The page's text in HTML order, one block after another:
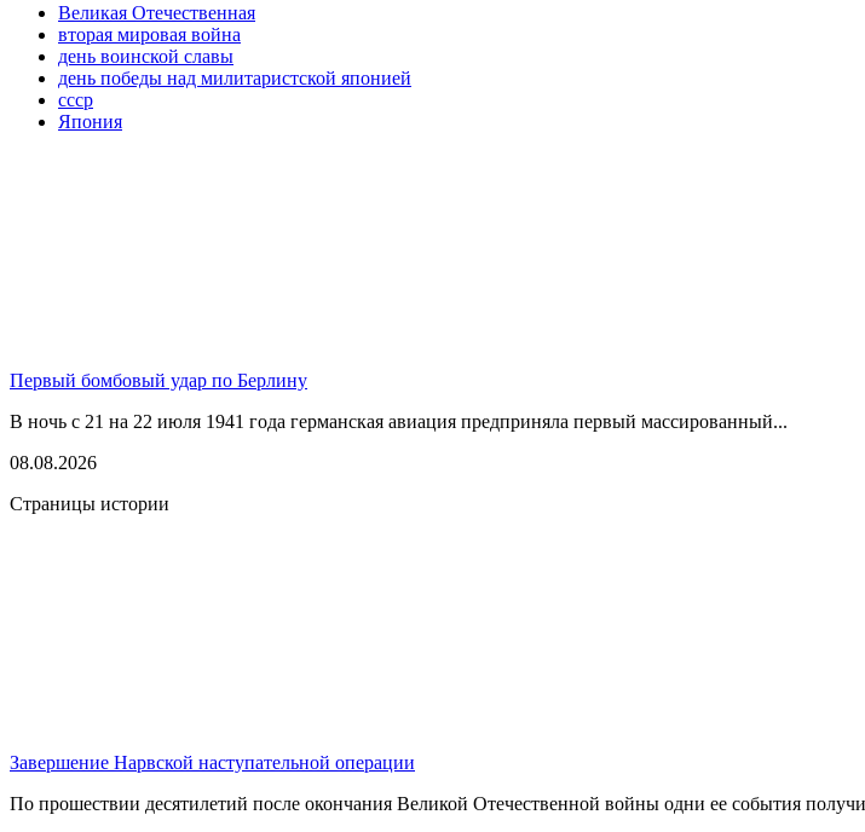
Великая Отечественная
вторая мировая война
день воинской славы
день победы над милитаристской японией
ссср
Япония
Первый бомбовый удар по Берлину
В ночь с 21 на 22 июля 1941 года германская авиация предприняла первый массированный...
08.08.2026
Страницы истории
Завершение Нарвской наступательной операции
По прошествии десятилетий после окончания Великой Отечественной войны одни ее события